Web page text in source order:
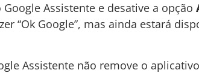
Assistente e desative a opção
“Ok Google”, mas ainda estará
Assistente não remove o